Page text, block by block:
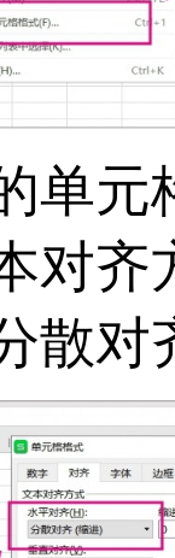
单元
对齐
散对